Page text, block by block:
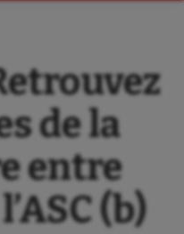
de la
entre
(b)